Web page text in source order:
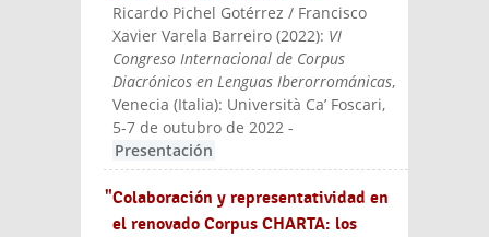
Ricardo Pichel Gotérrez / Francisco
Xavier Varela Barreiro (2022): VI
Congreso Internacional de Corpus
Diacrónicos en Lenguas Iberorrománicas,
Venecia (Italia): Università Ca’ Foscari,
5-7 de outubro de 2022 -
Presentación
"Colaboración y representatividad en
el renovado Corpus CHARTA: los